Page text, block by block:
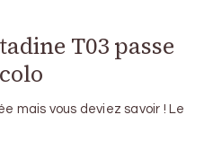
T03 passe
mais vous deviez savoir ! Le